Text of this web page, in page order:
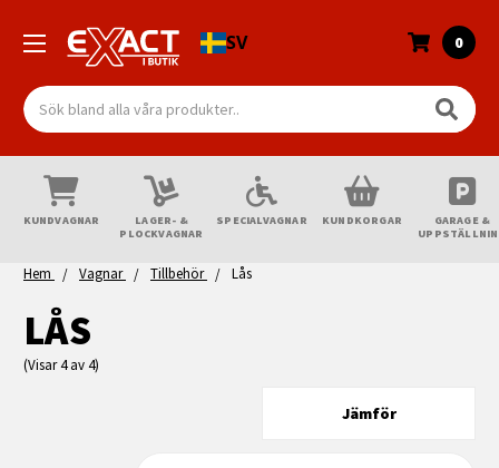
SV
Sök
0
KUNDVAGNAR
LAGER- &
PLOCKVAGNAR
SPECIALVAGNAR KUNDKORGAR
GARAGE &
Hem Vagnar Tillbehör Lås
LÅS
(Visar 4 av 4)
Jämför